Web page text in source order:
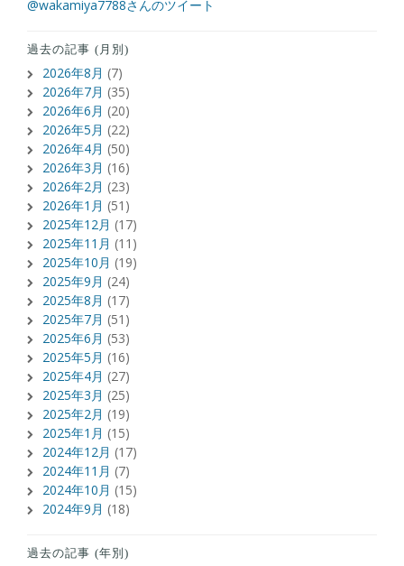
@wakamiya7788さんのツイート
過去の記事 (月別)
2026年8月 (7)
2026年7月 (35)
2026年6月 (20)
2026年5月 (22)
2026年4月 (50)
2026年3月 (16)
2026年2月 (23)
2026年1月 (51)
2025年12月 (17)
2025年11月 (11)
2025年10月 (19)
2025年9月 (24)
2025年8月 (17)
2025年7月 (51)
2025年6月 (53)
2025年5月 (16)
2025年4月 (27)
2025年3月 (25)
2025年2月 (19)
2025年1月 (15)
2024年12月 (17)
2024年11月 (7)
2024年10月 (15)
2024年9月 (18)
過去の記事 (年別)